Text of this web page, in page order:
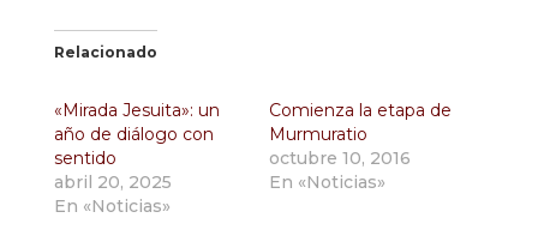
Relacionado
«Mirada Jesuita»: un
año de diálogo con
sentido
abril 20, 2025
En «Noticias»
Comienza la etapa de
Murmuratio
octubre 10, 2016
En «Noticias»